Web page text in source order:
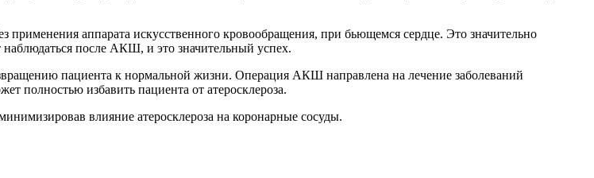
аппарата искусственного кровообращения, при бьющемся сердце. Это значительно
после АКШ, и это значительный успех.
пациента к нормальной жизни. Операция АКШ направлена на лечение заболеваний
полностью избавить пациента от атеросклероза.
влияние атеросклероза на коронарные сосуды.